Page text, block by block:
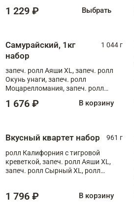
1 229 ₽ Выбрать
Самурайский, 1кг
набор
1 044 г
запеч. ролл Аяши XL, запеч. ролл
Окунь унаги, запеч. ролл
Моцарелломания, запеч. ролл
1 676 ₽ В корзину
Вкусный квартет набор
961 г
ролл Калифорния с тигровой
креветкой, запеч. ролл Аяши XL,
запеч. ролл Сырный XL, ролл
1 796 ₽ В корзину